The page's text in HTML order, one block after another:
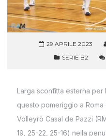
29 APRILE 2023
SERIE B2
Larga sconfitta esterna per
questo pomeriggio a Roma
Volleyrò Casal de Pazzi
19, 25-22, 25-16) nella